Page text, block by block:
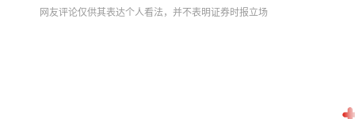
网友评论仅供其表达个人看法，并不表明证券时报立场